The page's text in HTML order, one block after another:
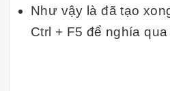
Như vậy là đã tạo
Ctrl + F5 để nghía